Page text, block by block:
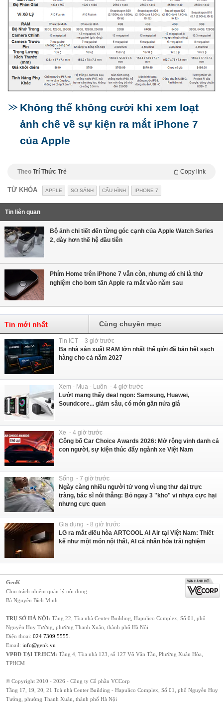
Không thể không cười khi xem loạt
ảnh chế về sự kiện ra mắt iPhone 7
của Apple
Theo Trí Thức Trẻ Copy link
TỪ KHÓA APPLE SO SÁNH CẤU HÌNH IPHONE 7
Tin liên quan
Bộ ảnh chi tiết đến từng góc cạnh của Apple Watch Series
2, dày hơn thế hệ đầu tiên
Phím Home trên iPhone 7 vẫn còn, nhưng đó chỉ là thử
nghiệm cho bom tấn Apple ra mắt vào năm sau
Tin mới nhất Cùng chuyên mục
Tin ICT - 3 giờ trước
Ba nhà sản xuất RAM lớn nhất thế giới đã bán hết sạch
hàng cho cả năm 2027
Xem - Mua - Luôn - 4 giờ trước
Lướt mạng thấy deal ngon: Samsung, Huawei,
Soundcore... giảm sâu, có món gần nửa giá
Xe - 4 giờ trước
Công bố Car Choice Awards 2026: Mở rộng vinh danh cả
con người, sự kiện thúc đẩy ngành xe Việt Nam
Sống - 7 giờ trước
Ngày càng nhiều người tử vong vì ung thư đại trực
tràng, bác sĩ nói thẳng: Bỏ ngay 3 "kho" vi nhựa cực hại
nhưng cực quen
Gia dụng - 8 giờ trước
LG ra mắt điều hòa ARTCOOL AI Air tại Việt Nam: Thiết
kế như một món nội thất, AI cá nhân hóa trải nghiệm
GenK
Chịu trách nhiệm quản lý nội dung:
Bà Nguyễn Bích Minh
TRỤ SỞ HÀ NỘI: Tầng 22, Tòa nhà Center Building, Hapulico Complex, Số 01, phố
Nguyễn Huy Tưởng, phường Thanh Xuân, thành phố Hà Nội
Điện thoại: 024 7309 5555
Email: info@genk.vn
VPĐD TẠI TP.HCM: Tầng 4, Tòa nhà 123, số 127 Võ Văn Tần, Phường Xuân Hòa,
TPHCM
© Copyright 2010 - 2026 - Công ty Cổ phần VCCorp
Tầng 17, 19, 20, 21 Toà nhà Center Building - Hapulico Complex, Số 01, phố Nguyễn Huy
Tưởng, phường Thanh Xuân, thành phố Hà Nội